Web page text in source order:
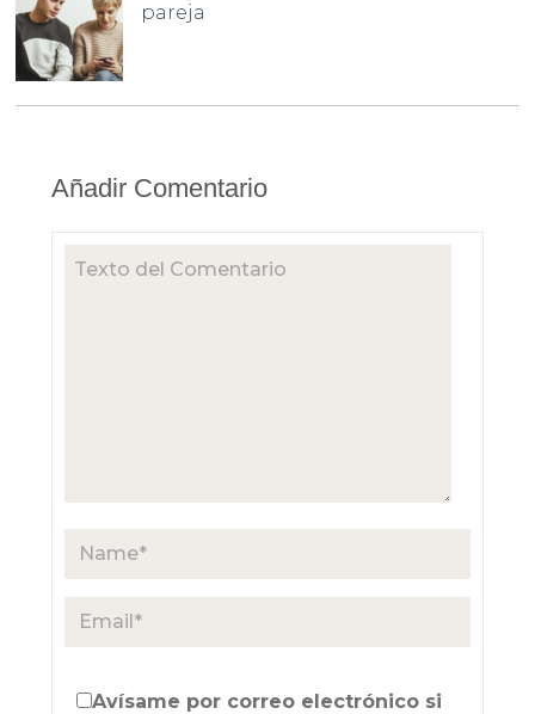
pareja
Añadir Comentario
Avísame por correo electrónico si